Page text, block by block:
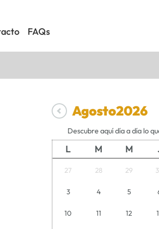
FAQs
Agosto2026
Descubre aquí día a día lo
L M M
27 28 29
3 4 5
10 11 12